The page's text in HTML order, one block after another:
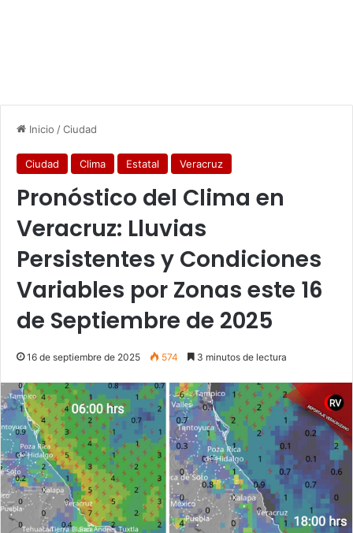
Inicio /Ciudad
Ciudad Clima Estatal Veracruz
Pronóstico del Clima en
Veracruz: Lluvias
Persistentes y Condiciones
Variables por Zonas este 16
de Septiembre de 2025
16 de septiembre de 2025 574 3 minutos de lectura